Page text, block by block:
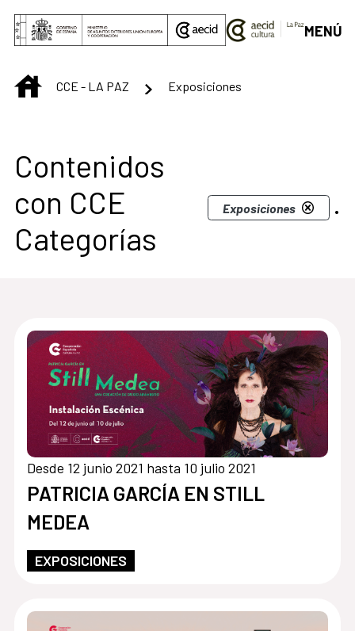
Saltar al contenido principal
MENÚ
INICIOCCE - LA PAZ Exposiciones
Contenidos
con CCE
Categorías
Exposiciones .
Desde 12 junio 2021 hasta 10 julio 2021
PATRICIA GARCÍA EN STILL
MEDEA
EXPOSICIONES